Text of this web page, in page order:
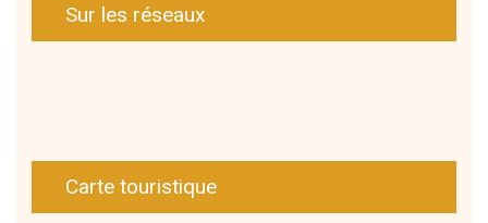
Sur les réseaux
Carte touristique